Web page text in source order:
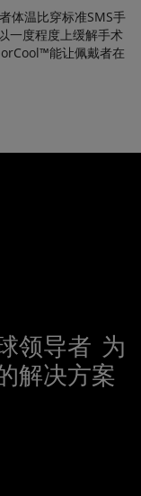
体温比穿标准SMS手
一度程度上缓解手术
能让佩戴者在
领导者 为
解决方案